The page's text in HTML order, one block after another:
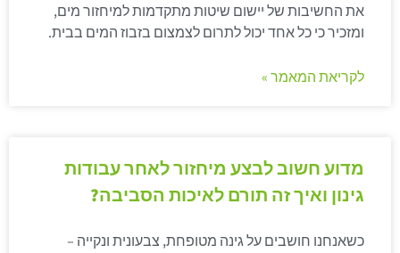
את החשיבות של יישום שיטות מתקדמות למיחזור מים,
ומזכיר כי כל אחד יכול לתרום לצמצום בזבוז המים בבית.
לקריאת המאמר »
מדוע חשוב לבצע מיחזור לאחר עבודות
גינון ואיך זה תורם לאיכות הסביבה?
כשאנחנו חושבים על גינה מטופחת, צבעונית ונקייה –